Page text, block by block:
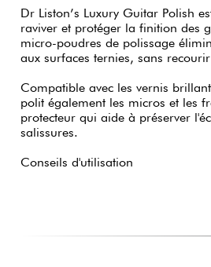
Dr Liston’s Luxury Guitar Polish
raviver et protéger la finition des
micro-poudres de polissage
aux surfaces ternies, sans
Compatible avec les vernis
polit également les micros et les
protecteur qui aide à préserver
salissures.
Conseils d'utilisation